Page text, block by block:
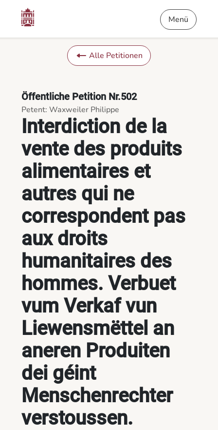
Interdiction de la vente des produits alimentaires et autres
Menü
Alle Petitionen
Interdiction de la
vente des produits
alimentaires et
autres qui ne
correspondent pas
aux droits
humanitaires des
hommes. Verbuet
vum Verkaf vun
Liewensmëttel an
aneren Produiten
dei géint
Menschenrechter
verstoussen.
Öffentliche Petition Nr.502
Petent: Waxweiler Philippe